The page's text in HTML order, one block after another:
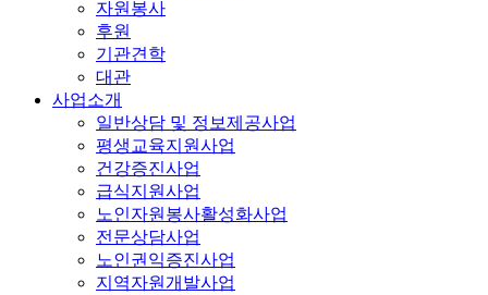
자원봉사
후원
기관견학
대관
사업소개
일반상담 및 정보제공사업
평생교육지원사업
건강증진사업
급식지원사업
노인자원봉사활성화사업
전문상담사업
노인권익증진사업
지역자원개발사업